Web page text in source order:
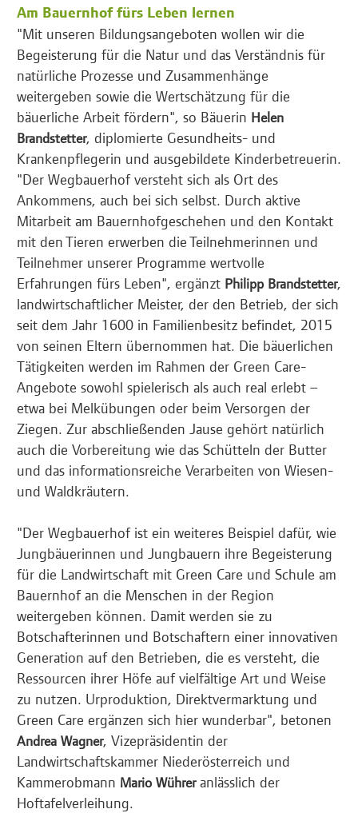
Am Bauernhof fürs Leben lernen
"Mit unseren Bildungsangeboten wollen wir die
Begeisterung für die Natur und das Verständnis für
natürliche Prozesse und Zusammenhänge
weitergeben sowie die Wertschätzung für die
bäuerliche Arbeit fördern", so Bäuerin Helen
Brandstetter, diplomierte Gesundheits- und
Krankenpflegerin und ausgebildete Kinderbetreuerin.
"Der Wegbauerhof versteht sich als Ort des
Ankommens, auch bei sich selbst. Durch aktive
Mitarbeit am Bauernhofgeschehen und den Kontakt
mit den Tieren erwerben die Teilnehmerinnen und
Teilnehmer unserer Programme wertvolle
Erfahrungen fürs Leben", ergänzt Philipp Brandstetter,
landwirtschaftlicher Meister, der den Betrieb, der sich
seit dem Jahr 1600 in Familienbesitz befindet, 2015
von seinen Eltern übernommen hat. Die bäuerlichen
Tätigkeiten werden im Rahmen der Green Care-
Angebote sowohl spielerisch als auch real erlebt –
etwa bei Melkübungen oder beim Versorgen der
Ziegen. Zur abschließenden Jause gehört natürlich
auch die Vorbereitung wie das Schütteln der Butter
und das informationsreiche Verarbeiten von Wiesen-
und Waldkräutern.
"Der Wegbauerhof ist ein weiteres Beispiel dafür, wie
Jungbäuerinnen und Jungbauern ihre Begeisterung
für die Landwirtschaft mit Green Care und Schule am
Bauernhof an die Menschen in der Region
weitergeben können. Damit werden sie zu
Botschafterinnen und Botschaftern einer innovativen
Generation auf den Betrieben, die es versteht, die
Ressourcen ihrer Höfe auf vielfältige Art und Weise
zu nutzen. Urproduktion, Direktvermarktung und
Green Care ergänzen sich hier wunderbar", betonen
Andrea Wagner, Vizepräsidentin der
Landwirtschaftskammer Niederösterreich und
Kammerobmann Mario Wühreranlässlich der
Hoftafelverleihung.